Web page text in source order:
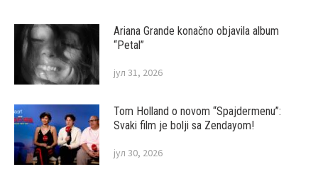
Ariana Grande konačno objavila album
“Petal”
јул 31, 2026
Tom Holland o novom “Spajdermenu”:
Svaki film je bolji sa Zendayom!
јул 30, 2026